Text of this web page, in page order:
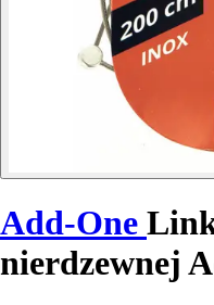
Add-One
nierdzewnej